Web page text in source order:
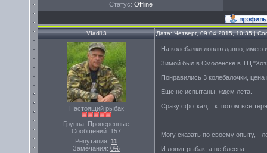
Статус: Offline
Vlad13 Дата: Четверг, 09.04.2015, 10:35 |
Настоящий рыбак
Группа: Проверенные
Сообщений: 157
Репутация: 11
Замечания: 0%
На колебалки ловлю давно, имею
Зимой был в Смоленске в ТЦ
Понравились 3 колебалочки,
Еще не испытаны, ждем лета.
Сразу сфоткал, т.к. потом все
Могу сказать по своему опыту, -
И ловит рыбак, а не блесна.